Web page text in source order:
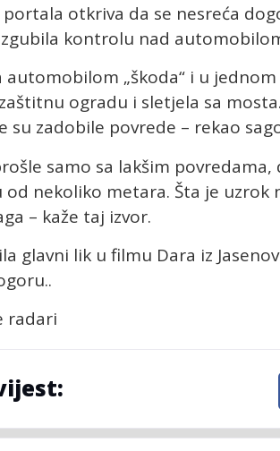
otkriva da se nesreća
kontrolu nad
automobilom „škoda“ i u
ogradu i sletjela sa
su zadobile povrede – rekao
samo sa lakšim
nekoliko metara. Šta je uzrok
– kaže taj izvor.
glavni lik u filmu Dara iz
radari